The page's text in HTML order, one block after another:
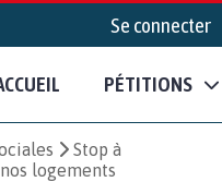
Se connecter
PÉTITIONS
Stop à
logements